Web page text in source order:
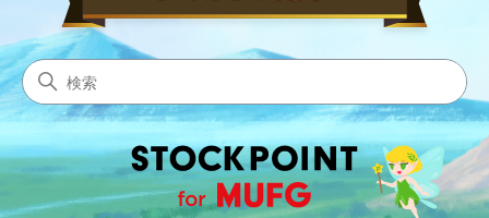
検索